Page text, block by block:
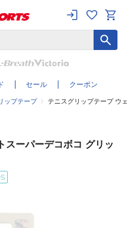
セール クーポン
ップテープ テニスグリップテープ ウ
スーパーデコボコ グリッ